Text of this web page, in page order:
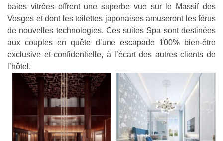
baies vitrées offrent une superbe vue sur le Massif des
Vosges et dont les toilettes japonaises amuseront les férus
de nouvelles technologies. Ces suites Spa sont destinées
aux couples en quête d’une escapade 100% bien-être
exclusive et confidentielle, à l’écart des autres clients de
l’hôtel.